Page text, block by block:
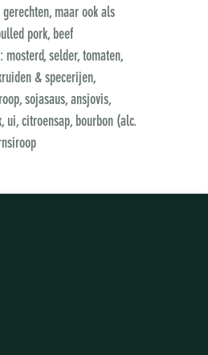
maar ook als
pork, beef
mosterd, selder, tomaten,
& specerijen,
sojasaus, ansjovis,
ui, citroensap, bourbon (alc.